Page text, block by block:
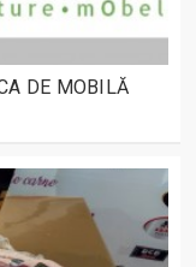
DE MOBILĂ